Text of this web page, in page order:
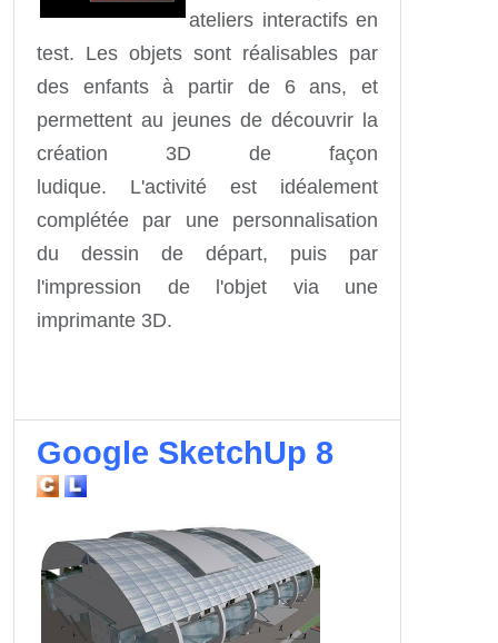
ateliers interactifs en
test. Les objets sont réalisables par
des enfants à partir de 6 ans, et
permettent au jeunes de découvrir la
création 3D de façon
ludique. L'activité est idéalement
complétée par une personnalisation
du dessin de départ, puis par
l'impression de l'objet via une
imprimante 3D.
Google SketchUp 8